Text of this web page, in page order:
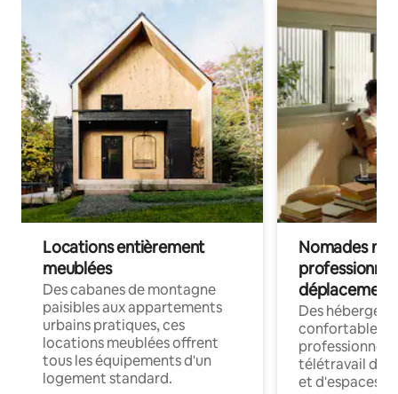
Locations entièrement
meublées
Des cabanes de montagne
paisibles aux appartements
urbains pratiques, ces
locations meublées offrent
tous les équipements d'un
logement standard.
Nomades
déplacement
Des
confortables
professionnels
télétravail
et d'espaces